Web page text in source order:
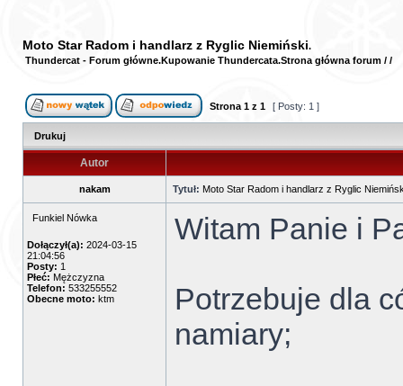
Moto Star Radom i handlarz z Ryglic Niemiński
Strona główna forum /
Thundercat - Forum główne /
Kupowanie Thundercata
Strona 1 z 1 [ Posty: 1 ]
Drukuj
Autor
nakam Tytuł: Moto Star Radom i handlarz z Ryglic
Funkiel Nówka
Dołączył(a): 2024-03-15
21:04:56
Posty: 1
Płeć: Mężczyzna
Telefon: 533255552
Obecne moto: ktm
Witam Panie i
Potrzebuje dla
namiary;